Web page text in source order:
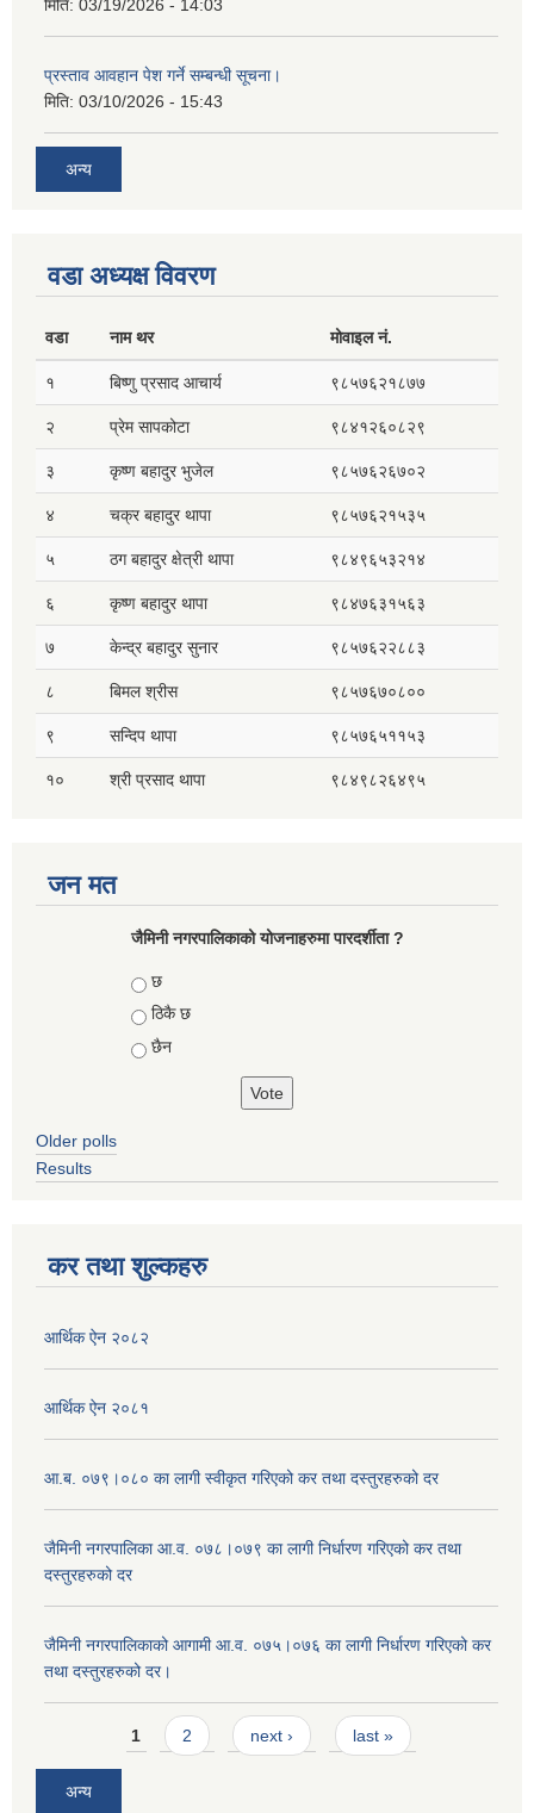
मिति: 03/19/2026 - 14:03
प्रस्ताव आवहान पेश गर्ने सम्बन्धी सूचना।
मिति: 03/10/2026 - 15:43
अन्य
वडा अध्यक्ष विवरण
वडा नाम थर मोवाइल नं.
१ बिष्णु प्रसाद आचार्य ९८५७६२१८७७
२ प्रेम सापकोटा ९८४१२६०८२९
३ कृष्ण बहादुर भुजेल ९८५७६२६७०२
४ चक्र बहादुर थापा ९८५७६२१५३५
५ ठग बहादुर क्षेत्री थापा ९८४९६५३२१४
६ कृष्ण बहादुर थापा ९८४७६३१५६३
७ केन्द्र बहादुर सुनार ९८५७६२२८८३
८ बिमल श्रीस ९८५७६७०८००
९ सन्दिप थापा ९८५७६५११५३
१० श्री प्रसाद थापा ९८४९८२६४९५
जन मत
जैमिनी नगरपालिकाको योजनाहरुमा पारदर्शीता ?
Choices
छ
ठिकै छ
छैन
Older polls
Results
कर तथा शुल्कहरु
आर्थिक ऐन २०८२
आर्थिक ऐन २०८१
आ.ब. ०७९।०८० का लागी स्वीकृत गरिएको कर तथा दस्तुरहरुको दर
जैमिनी नगरपालिका आ.व. ०७८।०७९ का लागी निर्धारण गरिएको कर तथा
दस्तुरहरुको दर
जैमिनी नगरपालिकाको आगामी आ.व. ०७५।०७६ का लागी निर्धारण गरिएको कर
तथा दस्तुरहरुको दर।
Pages1 2 next › last »
अन्य